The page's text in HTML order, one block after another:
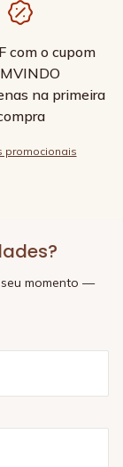
com o cupom
na primeira
promocionais
momento —